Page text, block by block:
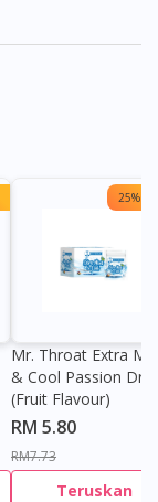
25%
Mr. Throat Extra
& Cool Passion
(Fruit Flavour)
RM 5.80
RM7.73
Teruskan